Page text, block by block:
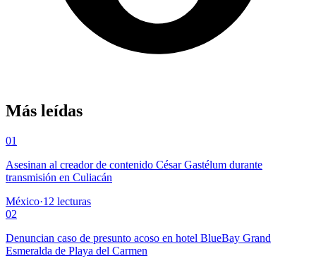
Más leídas
01
Asesinan al creador de contenido César Gastélum durante
transmisión en Culiacán
México·12 lecturas
02
Denuncian caso de presunto acoso en hotel BlueBay Grand
Esmeralda de Playa del Carmen